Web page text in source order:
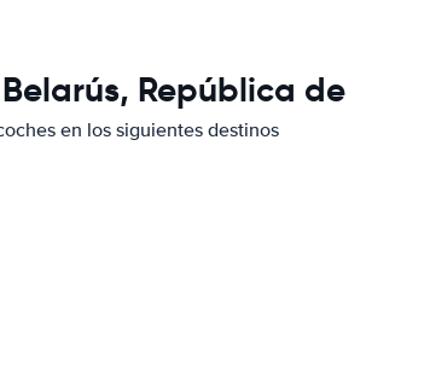
República de
en los siguientes destinos